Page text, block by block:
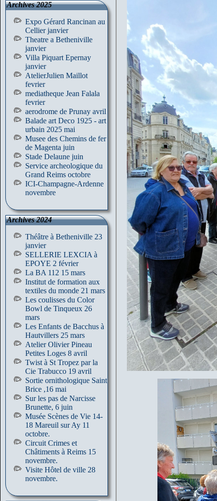
Archives 2025
Expo Gérard Rancinan au
Cellier janvier
Theatre a Betheniville
janvier
Villa Piquart Epernay
janvier
AtelierJulien Maillot
fevrier
mediatheque Jean Falala
fevrier
aerodrome de Prunay avril
Balade art Deco 1925 - art
urbain 2025 mai
Musee des Chemins de fer
de Magenta juin
Stade Delaune juin
Service archeologique du
Grand Reims octobre
ICI-Champagne-Ardenne
novembre
Archives 2024
Théâtre à Betheniville 23
janvier
SELLERIE LEXCIA à
EPOYE 2 février
La BA 112 15 mars
Institut de formation aux
textiles du monde 21 mars
Les coulisses du Color
Bowl de Tinqueux 26
mars
Les Enfants de Bacchus à
Hautvillers 25 mars
Atelier Olivier Pineau
Petites Loges 8 avril
Twist à St Tropez par la
Cie Trabucco 19 avril
Sortie ornithologique Saint
Brice ,16 mai
Sur les pas de Narcisse
Brunette, 6 juin
Musée Scènes de Vie 14-
18 Mareuil sur Ay 11
octobre.
Circuit Crimes et
Châtiments à Reims 15
novembre.
Visite Hôtel de ville 28
novembre.